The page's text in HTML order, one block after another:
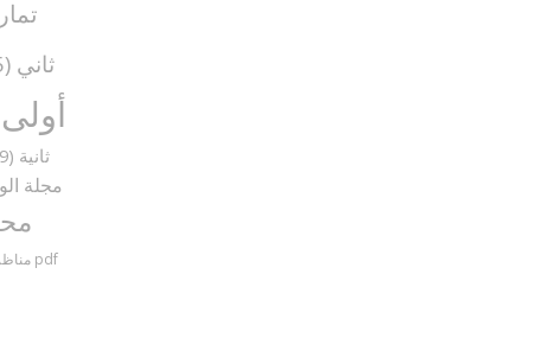
ثاني (15)
أولى
ثانية (9)
مجلة
مناظرات سنة سادسة مع الإصلاح pdf